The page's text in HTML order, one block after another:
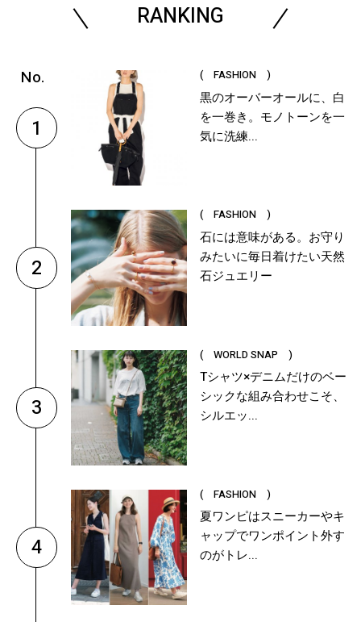
RANKING
1
( FASHION )
黒のオーバーオールに、白
を一巻き。モノトーンを一
気に洗練...
2
( FASHION )
石には意味がある。お守り
みたいに毎日着けたい天然
石ジュエリー
3
( WORLD SNAP )
Tシャツ×デニムだけのベー
シックな組み合わせこそ、
シルエッ...
4
( FASHION )
夏ワンピはスニーカーやキ
ャップでワンポイント外す
のがトレ...